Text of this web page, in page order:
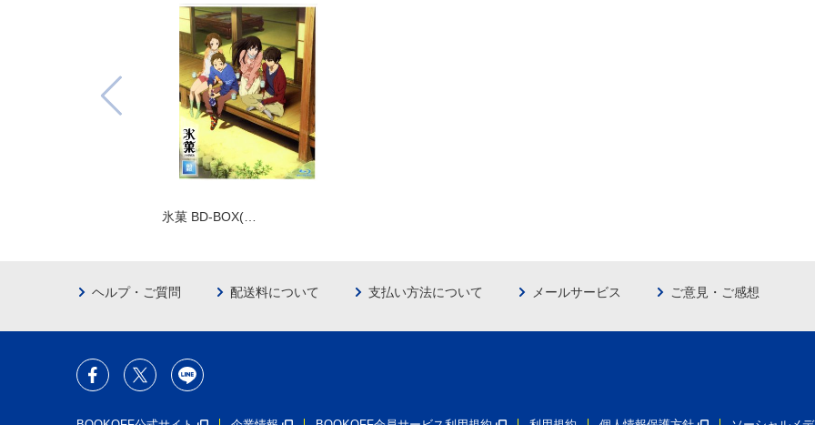
氷菓 BD-BOX(…
ヘルプ・ご質問 配送料について 支払い方法について メールサービス ご意見・ご感想